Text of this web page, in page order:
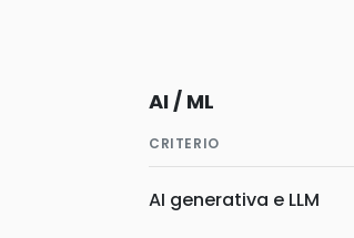
AI / ML
CRITERIO
AI generativa e LLM